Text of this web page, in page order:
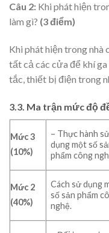
Câu 2: Khi phát hiện
làm gì? (3điểm)
Khi phát hiện trong nhà
tất cả các cửa để khí
tắc, thiết bị điện trong
3.3. Ma trận mức độ
Mức 3
(10%)
– Thực hành sử
dụng một số
phẩm công
Mức 2
(40%)
Cách sử dụng
số sản phẩm
nghệ.